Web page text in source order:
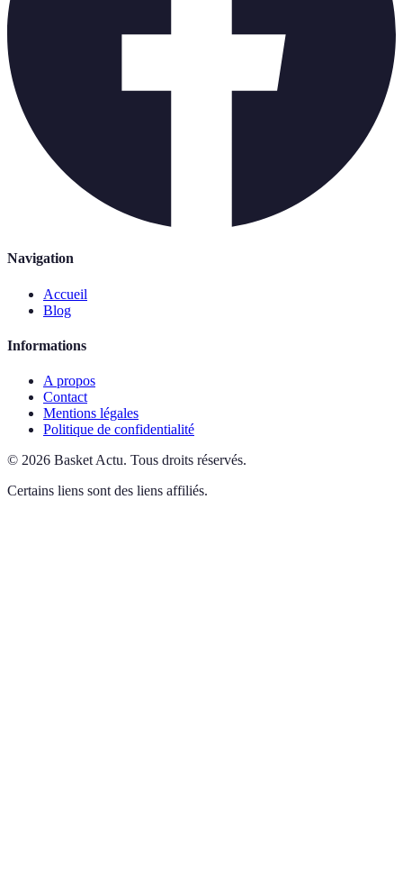
Navigation
Accueil
Blog
Informations
A propos
Contact
Mentions légales
Politique de confidentialité
© 2026 Basket Actu. Tous droits réservés.
Certains liens sont des liens affiliés.